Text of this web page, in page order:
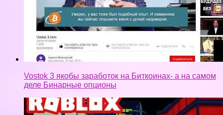
Vostok 3 якобы заработок на Биткоинах- а на самом
деле Бинарные опционы